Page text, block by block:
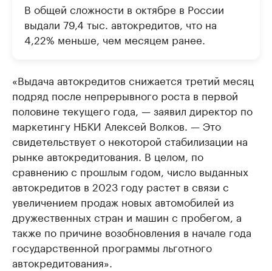
В общей сложности в октябре в России
выдали 79,4 тыс. автокредитов, что на
4,22% меньше, чем месяцем ранее.
«Выдача автокредитов снижается третий месяц
подряд после непрерывного роста в первой
половине текущего года, — заявил директор по
маркетингу НБКИ Алексей Волков. — Это
свидетельствует о некоторой стабилизации на
рынке автокредитования. В целом, по
сравнению с прошлым годом, число выданных
автокредитов в 2023 году растет в связи с
увеличением продаж новых автомобилей из
дружественных стран и машин с пробегом, а
также по причине возобновления в начале года
государственной программы льготного
автокредитования».